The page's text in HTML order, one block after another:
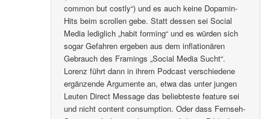
common but costly“) und es auch keine Dopamin-
Hits beim scrollen gebe. Statt dessen sei Social
Media lediglich „habit forming“ und es würden sich
sogar Gefahren ergeben aus dem inflationären
Gebrauch des Framings „Social Media Sucht“.
Lorenz führt dann in ihrem Podcast verschiedene
ergänzende Argumente an, etwa das unter jungen
Leuten Direct Message das beliebteste feature sei
und nicht content consumption. Oder dass Fernseh-